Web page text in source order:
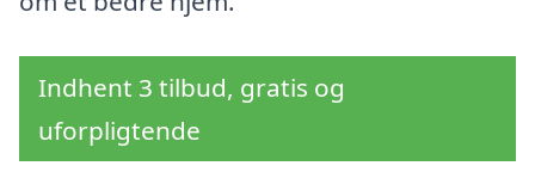
Indhent 3 tilbud, gratis og
uforpligtende